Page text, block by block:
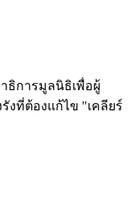
ธิการมูลนิธิเพื่อผู้
งที่ต้องแก้ไข "เคลียร์